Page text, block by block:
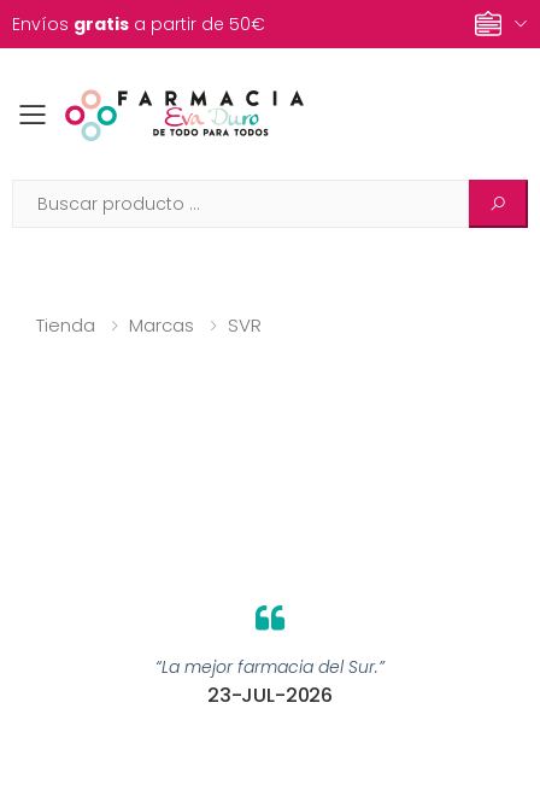
Envíos gratis a partir de 50€
Toggle mobile menu
Tienda Marcas SVR
“La mejor farmacia del Sur.”
23-JUL-2026